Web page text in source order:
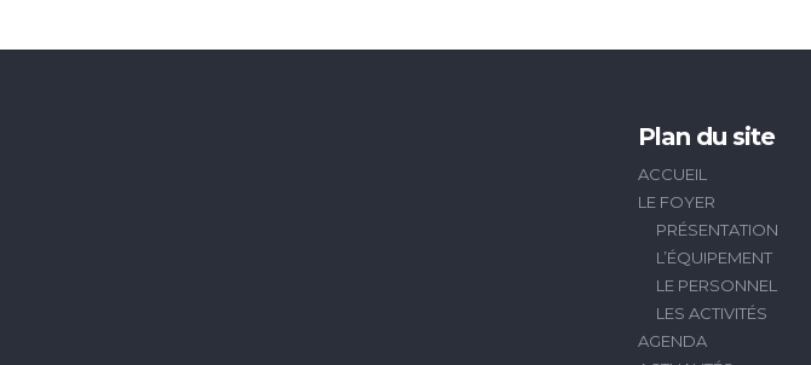
Plan du site
ACCUEIL
LE FOYER
PRÉSENTATION
L’ÉQUIPEMENT
LE PERSONNEL
LES ACTIVITÉS
AGENDA